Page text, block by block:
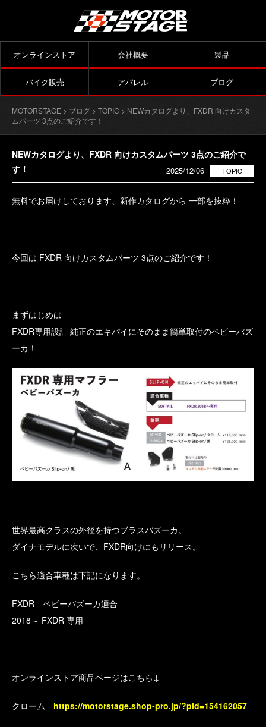
オンラインストア 会社概要 製品
バイク販売 アパレル ブログ
MOTORSTAGE > ブログ > TOPIC > NEWカタログより、FXDR 向けカスタ
ムパーツ 3点のご紹介です！
NEWカタログより、FXDR 向けカスタムパーツ 3点のご紹介で
す！
TOPIC
2025/12/06
無料でお届けしております、新作カタログから 一部を抜粋！
今回は FXDR 向けカスタムパーツ 3点のご紹介です！
まずはじめは
FXDR専用設計 純正のエキパイにそのまま簡単取付のベビーバズ
ーカ！
世界最高クラスの外径を持つブラスバズーカ。
ダイナモデルに次いで、FXDR向けにもリリース。
こちら適合車種は下記になります。
FXDR ベビーバズーカ適合
2018～ FXDR 専用
オンラインストア商品ページはこちら↓
クローム https://motorstage.shop-pro.jp/?pid=154162057